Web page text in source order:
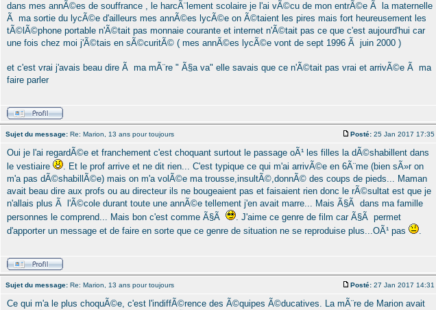
dans mes annÃ©es de souffrance , le harcÃ¨lement scolaire je l'ai vÃ©cu de mon entrÃ©e Ã la maternelle
Ã ma sortie du lycÃ©e d'ailleurs mes annÃ©es lycÃ©e on Ã©taient les pires mais fort heureusement les
tÃ©lÃ©phone portable n'Ã©tait pas monnaie courante et internet n'Ã©tait pas ce que c'est aujourd'hui car
une fois chez moi j'Ã©tais en sÃ©curitÃ© ( mes annÃ©es lycÃ©e vont de sept 1996 Ã juin 2000 )
et c'est vrai j'avais beau dire Ã ma mÃ¨re " Ã§a va" elle savais que ce n'Ã©tait pas vrai et arrivÃ©e Ã ma
faire parler
Sujet du message: Re: Marion, 13 ans pour toujours Posté: 25 Jan 2017 17:35
Oui je l'ai regardÃ©e et franchement c'est choquant surtout le passage oÃ¹ les filles la dÃ©shabillent dans
le vestiaire
. Et le prof arrive et ne dit rien... C'est typique ce qui m'ai arrivÃ©e en 6Ã¨me (bien sÃ»r on
m'a pas dÃ©shabillÃ©e) mais on m'a volÃ©e ma trousse,insultÃ©,donnÃ© des coups de pieds... Maman
avait beau dire aux profs ou au directeur ils ne bougeaient pas et faisaient rien donc le rÃ©sultat est que je
n'allais plus Ã l'Ã©cole durant toute une annÃ©e tellement j'en avait marre... Mais Ã§Ã dans ma famille
personnes le comprend... Mais bon c'est comme Ã§Ã
. J'aime ce genre de film car Ã§Ã permet
d'apporter un message et de faire en sorte que ce genre de situation ne se reproduise plus...OÃ¹ pas
.
Sujet du message: Re: Marion, 13 ans pour toujours Posté: 27 Jan 2017 14:31
Ce qui m'a le plus choquÃ©e, c'est l'indiffÃ©rence des Ã©quipes Ã©ducatives. La mÃ¨re de Marion avait